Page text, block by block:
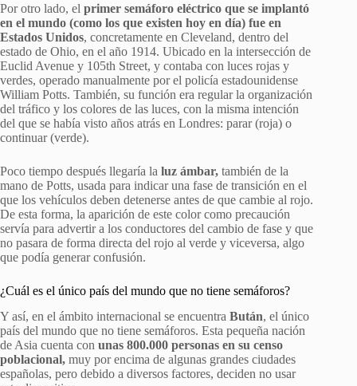
Por otro lado, el primer semáforo eléctrico que se implantó
en el mundo (como los que existen hoy en día) fue en
Estados Unidos, concretamente en Cleveland, dentro del
estado de Ohio, en el año 1914. Ubicado en la intersección de
Euclid Avenue y 105th Street, y contaba con luces rojas y
verdes, operado manualmente por el policía estadounidense
William Potts. También, su función era regular la organización
del tráfico y los colores de las luces, con la misma intención
del que se había visto años atrás en Londres: parar (roja) o
continuar (verde).
Poco tiempo después llegaría la luz ámbar, también de la
mano de Potts, usada para indicar una fase de transición en el
que los vehículos deben detenerse antes de que cambie al rojo.
De esta forma, la aparición de este color como precaución
servía para advertir a los conductores del cambio de fase y que
no pasara de forma directa del rojo al verde y viceversa, algo
que podía generar confusión.
¿Cuál es el único país del mundo que no tiene semáforos?
Y así, en el ámbito internacional se encuentra Bután, el único
país del mundo que no tiene semáforos. Esta pequeña nación
de Asia cuenta con unas 800.000 personas en su censo
poblacional, muy por encima de algunas grandes ciudades
españolas, pero debido a diversos factores, deciden no usar